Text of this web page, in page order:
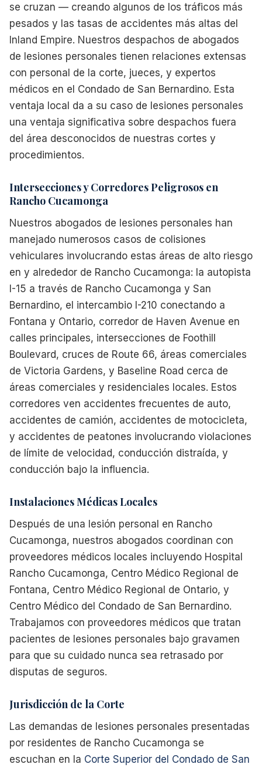
se cruzan — creando algunos de los tráficos más
pesados y las tasas de accidentes más altas del
Inland Empire. Nuestros despachos de abogados
de lesiones personales tienen relaciones extensas
con personal de la corte, jueces, y expertos
médicos en el Condado de San Bernardino. Esta
ventaja local da a su caso de lesiones personales
una ventaja significativa sobre despachos fuera
del área desconocidos de nuestras cortes y
procedimientos.
Intersecciones y Corredores Peligrosos en
Rancho Cucamonga
Nuestros abogados de lesiones personales han
manejado numerosos casos de colisiones
vehiculares involucrando estas áreas de alto riesgo
en y alrededor de Rancho Cucamonga: la autopista
I-15 a través de Rancho Cucamonga y San
Bernardino, el intercambio I-210 conectando a
Fontana y Ontario, corredor de Haven Avenue en
calles principales, intersecciones de Foothill
Boulevard, cruces de Route 66, áreas comerciales
de Victoria Gardens, y Baseline Road cerca de
áreas comerciales y residenciales locales. Estos
corredores ven accidentes frecuentes de auto,
accidentes de camión, accidentes de motocicleta,
y accidentes de peatones involucrando violaciones
de límite de velocidad, conducción distraída, y
conducción bajo la influencia.
Instalaciones Médicas Locales
Después de una lesión personal en Rancho
Cucamonga, nuestros abogados coordinan con
proveedores médicos locales incluyendo Hospital
Rancho Cucamonga, Centro Médico Regional de
Fontana, Centro Médico Regional de Ontario, y
Centro Médico del Condado de San Bernardino.
Trabajamos con proveedores médicos que tratan
pacientes de lesiones personales bajo gravamen
para que su cuidado nunca sea retrasado por
disputas de seguros.
Jurisdicción de la Corte
Las demandas de lesiones personales presentadas
por residentes de Rancho Cucamonga se
escuchan en la Corte Superior del Condado de San